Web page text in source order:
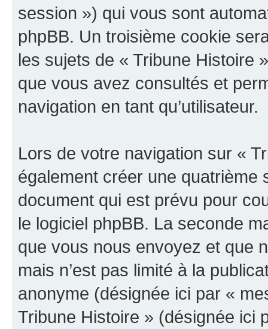
session ») qui vous sont
phpBB. Un troisième cookie
les sujets de « Tribune Histoire
que vous avez consultés et
navigation en tant qu’utilisateur.
Lors de votre navigation sur «
également créer une
document qui est prévu pour
le logiciel phpBB. La seconde
que vous nous envoyez et que
mais n’est pas limité à la
anonyme (désignée ici par «
Tribune Histoire » (désignée ici